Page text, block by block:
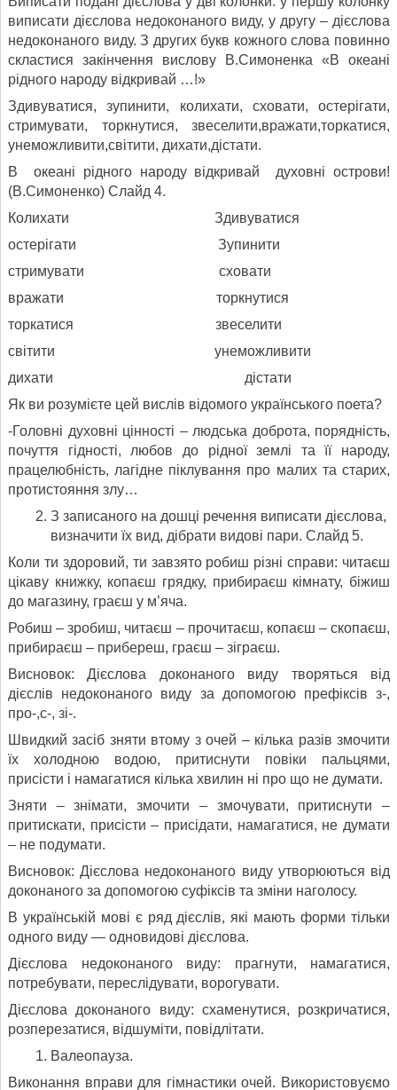
виписати дієслова недоконаного виду, у другу – дієслова
недоконаного виду. З других букв кожного слова повинно
скластися закінчення вислову В.Симоненка «В океані
рідного народу відкривай …!»
Здивуватися, зупинити, колихати, сховати, остерігати,
стримувати, торкнутися, звеселити,вражати,торкатися,
унеможливити,світити, дихати,дістати.
В океані рідного народу відкривай духовні острови!
(В.Симоненко) Слайд 4.
Колихати Здивуватися
остерігати Зупинити
стримувати сховати
вражати торкнутися
торкатися звеселити
світити унеможливити
дихати дістати
Як ви розумієте цей вислів відомого українського поета?
-Головні духовні цінності – людська доброта, порядність,
почуття гідності, любов до рідної землі та її народу,
працелюбність, лагідне піклування про малих та старих,
протистояння злу…
З записаного на дошці речення виписати дієслова,
визначити їх вид, дібрати видові пари. Слайд 5.
Коли ти здоровий, ти завзято робиш різні справи: читаєш
цікаву книжку, копаєш грядку, прибираєш кімнату, біжиш
до магазину, граєш у м’яча.
Робиш – зробиш, читаєш – прочитаєш, копаєш – скопаєш,
прибираєш – прибереш, граєш – зіграєш.
Висновок: Дієслова доконаного виду творяться від
дієслів недоконаного виду за допомогою префіксів з-,
про-,с-, зі-.
Швидкий засіб зняти втому з очей – кілька разів змочити
їх холодною водою, притиснути повіки пальцями,
присісти і намагатися кілька хвилин ні про що не думати.
Зняти – знімати, змочити – змочувати, притиснути –
притискати, присісти – присідати, намагатися, не думати
– не подумати.
Висновок: Дієслова недоконаного виду утворюються від
доконаного за допомогою суфіксів та зміни наголосу.
В українській мові є ряд дієслів, які мають форми тільки
одного виду — одновидові дієслова.
Дієслова недоконаного виду: прагнути, намагатися,
потребувати, переслідувати, ворогувати.
Дієслова доконаного виду: схаменутися, розкричатися,
розперезатися, відшуміти, повідлітати.
Валеопауза.
Виконання вправи для гімнастики очей. Використовуємо